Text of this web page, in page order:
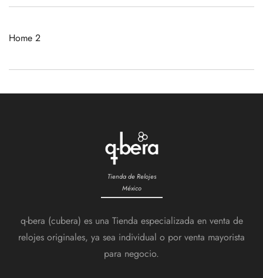
Home 2
Tienda de Relojes
México
q-bera (cubera) es una Tienda especializada en venta de
relojes originales, ya sea individual o por venta mayorista
para negocio.